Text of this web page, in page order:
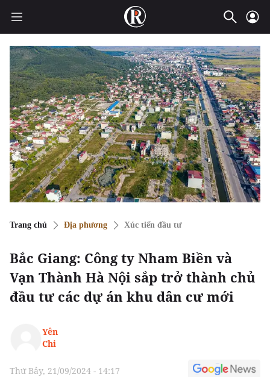
Trang chủ Địa phương Xúc tiến đầu tư
Bắc Giang: Công ty Nham Biền và
Vạn Thành Hà Nội sắp trở thành chủ
đầu tư các dự án khu dân cư mới
Yên
Chi
Thứ Bảy, 21/09/2024 - 14:17